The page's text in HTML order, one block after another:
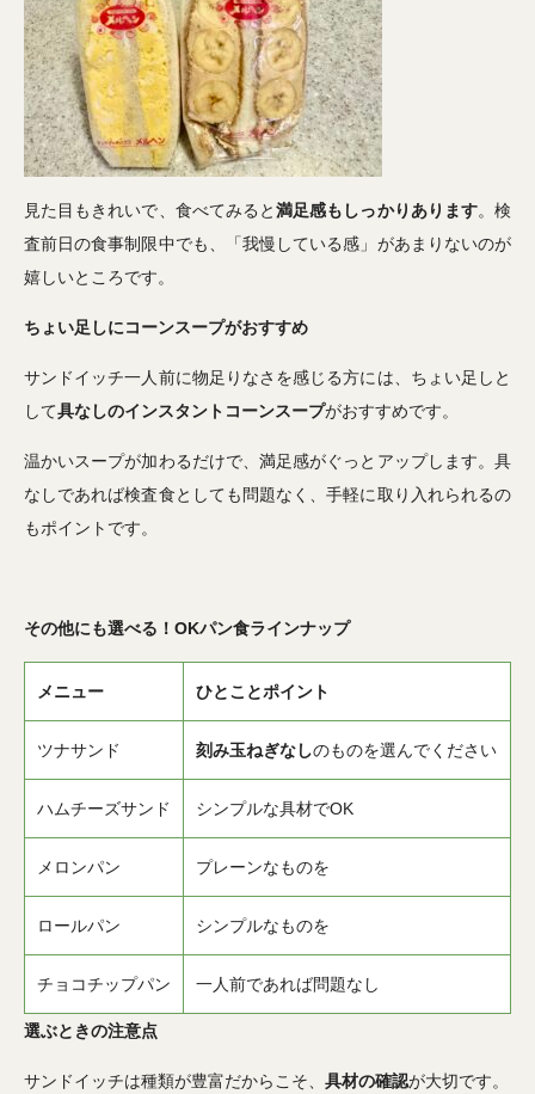
見た目もきれいで、食べてみると満足感もしっかりあります。検
査前日の食事制限中でも、「我慢している感」があまりないのが
嬉しいところです。
ちょい足しにコーンスープがおすすめ
サンドイッチ一人前に物足りなさを感じる方には、ちょい足しと
して具なしのインスタントコーンスープがおすすめです。
温かいスープが加わるだけで、満足感がぐっとアップします。具
なしであれば検査食としても問題なく、手軽に取り入れられるの
もポイントです。
その他にも選べる！OKパン食ラインナップ
メニュー ひとことポイント
ツナサンド 刻み玉ねぎなしのものを選んでください
ハムチーズサンド シンプルな具材でOK
メロンパン プレーンなものを
ロールパン シンプルなものを
チョコチップパン 一人前であれば問題なし
選ぶときの注意点
サンドイッチは種類が豊富だからこそ、 具材の確認が大切です。